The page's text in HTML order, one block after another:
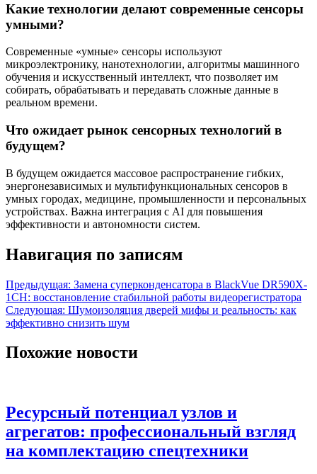
Какие технологии делают современные сенсоры
умными?
Современные «умные» сенсоры используют
микроэлектронику, нанотехнологии, алгоритмы машинного
обучения и искусственный интеллект, что позволяет им
собирать, обрабатывать и передавать сложные данные в
реальном времени.
Что ожидает рынок сенсорных технологий в
будущем?
В будущем ожидается массовое распространение гибких,
энергонезависимых и мультифункциональных сенсоров в
умных городах, медицине, промышленности и персональных
устройствах. Важна интеграция с AI для повышения
эффективности и автономности систем.
Навигация по записям
Предыдущая: Замена суперконденсатора в BlackVue DR590X-
1CH: восстановление стабильной работы видеорегистратора
Следующая: Шумоизоляция дверей мифы и реальность: как
эффективно снизить шум
Похожие новости
Ресурсный потенциал узлов и
агрегатов: профессиональный взгляд
на комплектацию спецтехники